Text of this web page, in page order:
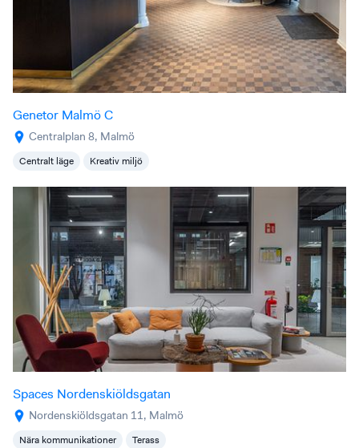
Genetor Malmö C
Centralplan 8, Malmö
Centralt läge Kreativ miljö
Spaces Nordenskiöldsgatan
Nordenskiöldsgatan 11, Malmö
Nära kommunikationer Terass